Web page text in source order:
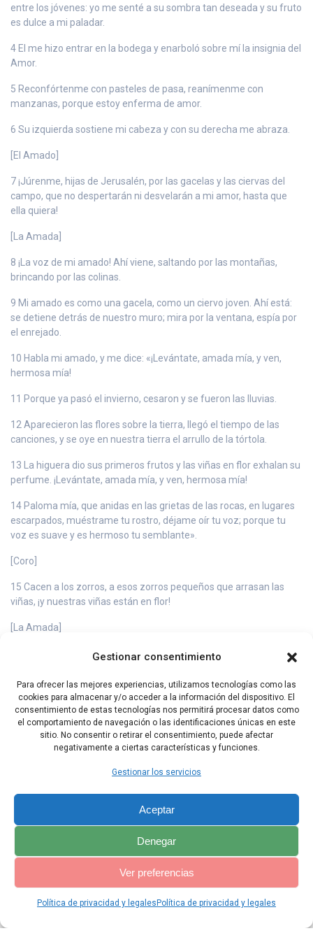
Gestionar consentimiento
Para ofrecer las mejores experiencias, utilizamos tecnologías como las
cookies para almacenar y/o acceder a la información del dispositivo. El
consentimiento de estas tecnologías nos permitirá procesar datos como
el comportamiento de navegación o las identificaciones únicas en este
sitio. No consentir o retirar el consentimiento, puede afectar
negativamente a ciertas características y funciones.
Gestionar los servicios
Aceptar
Denegar
Ver preferencias
Política de privacidad y legales Política de privacidad y legales
entre los jóvenes: yo me senté a su sombra tan deseada y su fruto
es dulce a mi paladar.
4 El me hizo entrar en la bodega y enarboló sobre mí la insignia del
Amor.
5 Reconfórtenme con pasteles de pasa, reanímenme con
manzanas, porque estoy enferma de amor.
6 Su izquierda sostiene mi cabeza y con su derecha me abraza.
[El Amado]
7 ¡Júrenme, hijas de Jerusalén, por las gacelas y las ciervas del
campo, que no despertarán ni desvelarán a mi amor, hasta que
ella quiera!
[La Amada]
8 ¡La voz de mi amado! Ahí viene, saltando por las montañas,
brincando por las colinas.
9 Mi amado es como una gacela, como un ciervo joven. Ahí está:
se detiene detrás de nuestro muro; mira por la ventana, espía por
el enrejado.
10 Habla mi amado, y me dice: «¡Levántate, amada mía, y ven,
hermosa mía!
11 Porque ya pasó el invierno, cesaron y se fueron las lluvias.
12 Aparecieron las flores sobre la tierra, llegó el tiempo de las
canciones, y se oye en nuestra tierra el arrullo de la tórtola.
13 La higuera dio sus primeros frutos y las viñas en flor exhalan su
perfume. ¡Levántate, amada mía, y ven, hermosa mía!
14 Paloma mía, que anidas en las grietas de las rocas, en lugares
escarpados, muéstrame tu rostro, déjame oír tu voz; porque tu
voz es suave y es hermoso tu semblante».
[Coro]
15 Cacen a los zorros, a esos zorros pequeños que arrasan las
viñas, ¡y nuestras viñas están en flor!
[La Amada]
16 ¡Mi amado es para mí, y yo soy para mi amado, que apacienta
17 Antes que sople la brisa y huyan las sombras ¡vuelve, amado
mío, como una gacela, o como un ciervo joven, por las montañas
de Beter!
Capítulo Anterior Capítulo Siguiente